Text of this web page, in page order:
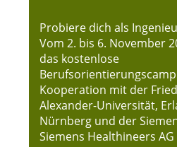
Probiere dich als
Vom 2. bis 6. November
das kostenlose
Kooperation mit der
Alexander-Universität,
Nürnberg und der
Siemens Healthineers